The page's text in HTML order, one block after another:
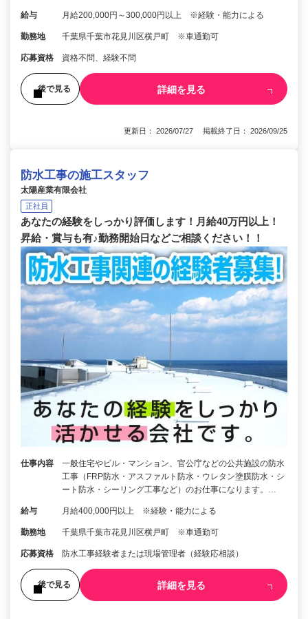
給与 月給200,000円～300,000円以上 ※経験・能力による
勤務地 千葉県千葉市花見川区横戸町 ※車通勤可
応募資格 資格不問、経験不問
後で見る 詳細を見る
更新日： 2026/07/27 掲載終了日： 2026/09/25
防水工事の施工スタッフ
太陽産業有限会社
正社員
あなたの経験をしっかり評価します！月給40万円以上！
昇給・賞与も有♪勤務開始日などご相談ください！！
仕事内容
一般住宅やビル・マンション、官公庁などの公共施設の防水
工事（FRP防水・アスファルト防水・ウレタン塗膜防水・シ
ート防水・シーリング工事など）のお仕事になります。…
給与 月給400,000円以上 ※経験・能力による
勤務地 千葉県千葉市花見川区横戸町 ※車通勤可
応募資格 防水工事経験者または現場管理者（経験応相談）
後で見る 詳細を見る